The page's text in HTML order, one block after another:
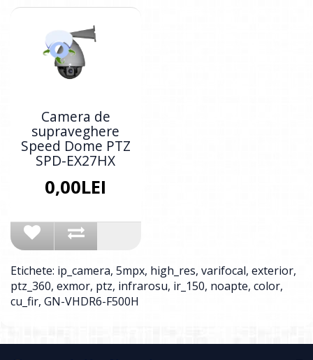
Camera de
supraveghere
Speed Dome PTZ
SPD-EX27HX
0,00LEI
Etichete: ip_camera, 5mpx, high_res, varifocal, exterior,
ptz_360, exmor, ptz, infrarosu, ir_150, noapte, color,
cu_fir, GN-VHDR6-F500H